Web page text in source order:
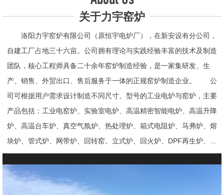
关于力宇窑炉
洛阳力宇窑炉有限公司（原恒宇电炉厂），在新安设有分公司，
自建工厂占地三十六亩。公司拥有理论与实践经验丰富的技术及制造
团队，核心工程师具备二十余年窑炉制造经验，是一家集研发、生
产、销售、外贸出口、售后服务于一体的正规窑炉制造企业。 公
司可根据用户需求设计制造不同尺寸、型号的工业电炉与窑炉，主要
产品包括：工业电窑炉、实验室电炉、高温精密智能电炉、高温升降
炉、高温台车炉、真空气氛炉、热处理炉、箱式电阻炉、马弗炉、熔
块炉、管式炉、网带炉、回转窑、立式炉、回火炉、DPF再生炉、试
验电炉、钟罩炉、退火炉、烧结炉、热震炉、高真空炉、重烧炉、牙
科烤瓷炉、真空CVD管式炉、高温节能电炉、气氛炉、井式电炉、
熔炼炉、推板窑炉、辊道窑炉、烘箱、真空干燥箱、工业烘箱、发热